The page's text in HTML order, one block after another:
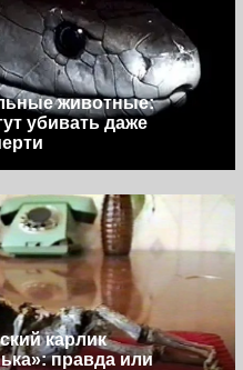
животные:
убивать даже
карлик
правда или